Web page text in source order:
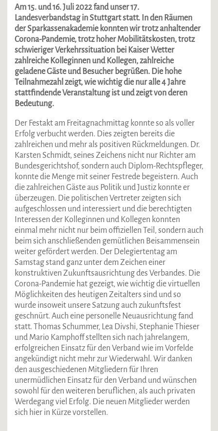
Am 15. und 16. Juli 2022 fand unser 17.
Landesverbandstag in Stuttgart statt. In den Räumen
der Sparkassenakademie konnten wir trotz anhaltender
Corona-Pandemie, trotz hoher Mobilitätskosten, trotz
schwieriger Verkehrssituation bei Kaiser Wetter
zahlreiche Kolleginnen und Kollegen, zahlreiche
geladene Gäste und Besucher begrüßen. Die hohe
Teilnahmezahl zeigt, wie wichtig die nur alle 4 Jahre
stattfindende Veranstaltung ist und zeigt von deren
Bedeutung.
Der Festakt am Freitagnachmittag konnte so als voller
Erfolg verbucht werden. Dies zeigten bereits die
zahlreichen und mehr als positiven Rückmeldungen. Dr.
Karsten Schmidt, seines Zeichens nicht nur Richter am
Bundesgerichtshof, sondern auch Diplom-Rechtspfleger,
konnte die Menge mit seiner Festrede begeistern. Auch
die zahlreichen Gäste aus Politik und Justiz konnte er
überzeugen. Die politischen Vertreter zeigten sich
aufgeschlossen und interessiert und die berechtigten
Interessen der Kolleginnen und Kollegen konnten
einmal mehr nicht nur beim offiziellen Teil, sondern auch
beim sich anschließenden gemütlichen Beisammensein
weiter gefördert werden. Der Delegiertentag am
Samstag stand ganz unter dem Zeichen einer
konstruktiven Zukunftsausrichtung des Verbandes. Die
Corona-Pandemie hat gezeigt, wie wichtig die virtuellen
Möglichkeiten des heutigen Zeitalters sind und so
wurde insoweit unsere Satzung auch zukunftsfest
geschnürt. Auch eine personelle Neuausrichtung fand
statt. Thomas Schummer, Lea Divshi, Stephanie Thieser
und Mario Kamphoff stellten sich nach jahrelangem,
erfolgreichen Einsatz für den Verband wie im Vorfelde
angekündigt nicht mehr zur Wiederwahl. Wir danken
den ausgeschiedenen Mitgliedern für Ihren
unermüdlichen Einsatz für den Verband und wünschen
sowohl für den weiteren beruflichen, als auch privaten
Werdegang viel Erfolg. Die neuen Mitglieder werden
sich hier in Kürze vorstellen.